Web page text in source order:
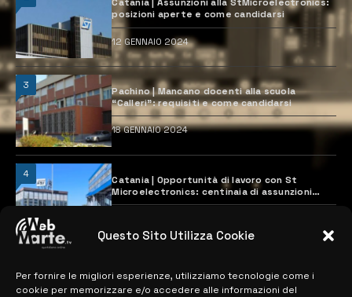
Questo Sito Utilizza Cookie
Per fornire le migliori esperienze, utilizziamo tecnologie come i
cookie per memorizzare e/o accedere alle informazioni del
posizioni aperte e come candidarsi
12 GENNAIO 2024
3
Pachino | Mancano docenti alla scuola
“Calleri”: requisiti e come candidarsi
18 GENNAIO 2024
4
Catania | Opportunità di lavoro con St
Microelectronics: centinaia di assunzioni
previste
MAPPA DEL SITO